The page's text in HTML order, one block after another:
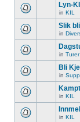
Lyn-
in KIL
Slik
in
in Turer
Bli
in
in KIL
in KIL